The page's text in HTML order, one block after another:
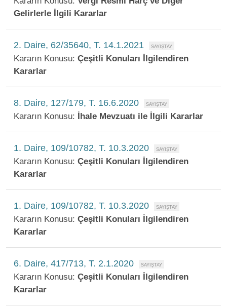
Gelirlerle İlgili Kararlar
2. Daire, 62/35640, T. 14.1.2021
Kararın Konusu: Çeşitli Konuları İlgilendiren
Kararlar
8. Daire, 127/179, T. 16.6.2020
Kararın Konusu: İhale Mevzuatı ile İlgili Kararlar
1. Daire, 109/10782, T. 10.3.2020
Kararın Konusu: Çeşitli Konuları İlgilendiren
Kararlar
1. Daire, 109/10782, T. 10.3.2020
Kararın Konusu: Çeşitli Konuları İlgilendiren
Kararlar
6. Daire, 417/713, T. 2.1.2020
Kararın Konusu: Çeşitli Konuları İlgilendiren
Kararlar